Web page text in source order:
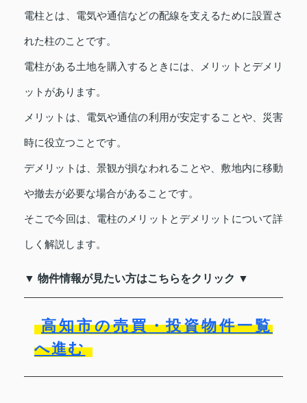
電柱とは、電気や通信などの配線を支えるために設置さ
れた柱のことです。
電柱がある土地を購入するときには、メリットとデメリ
ットがあります。
メリットは、電気や通信の利用が安定することや、災害
時に役立つことです。
デメリットは、景観が損なわれることや、敷地内に移動
や撤去が必要な場合があることです。
そこで今回は、電柱のメリットとデメリットについて詳
しく解説します。
▼ 物件情報が見たい方はこちらをクリック ▼
高知市の売買・投資物件一覧
へ進む